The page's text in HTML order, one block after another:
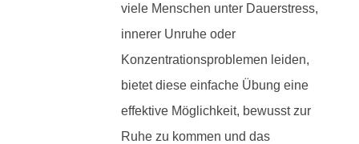
viele Menschen unter Dauerstress,
innerer Unruhe oder
Konzentrationsproblemen leiden,
bietet diese einfache Übung eine
effektive Möglichkeit, bewusst zur
Ruhe zu kommen und das